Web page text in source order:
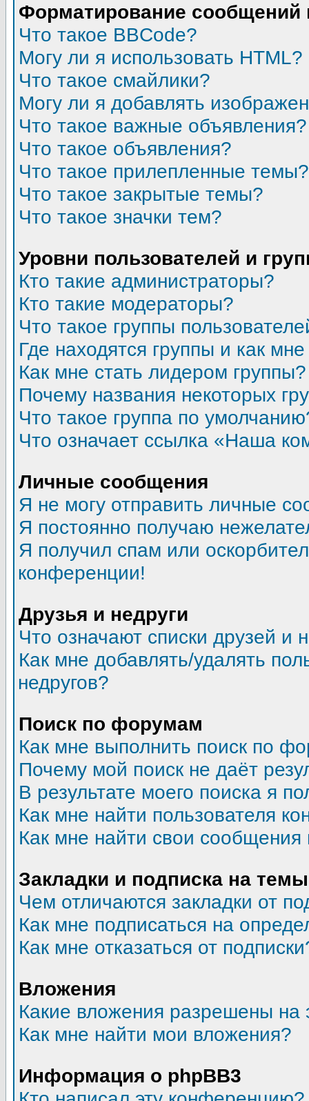
Форматирование
Что такое BBCode?
Могу ли я использовать HTML?
Что такое смайлики?
Могу ли я добавлять
Что такое важные объявления?
Что такое объявления?
Что такое прилепленные темы?
Что такое закрытые темы?
Что такое значки тем?
Уровни пользователей и
Кто такие администраторы?
Кто такие модераторы?
Что такое группы
Где находятся группы и как
Как мне стать лидером группы?
Почему названия некоторых
Что такое группа по
Что означает ссылка «Наша
Личные сообщения
Я не могу отправить личные
Я постоянно получаю
Я получил спам или
конференции!
Друзья и недруги
Что означают списки друзей и
Как мне добавлять/удалять
недругов?
Поиск по форумам
Как мне выполнить поиск по
Почему мой поиск не даёт
В результате моего поиска я
Как мне найти пользователя
Как мне найти свои
Закладки и подписка на темы
Чем отличаются закладки от
Как мне подписаться на
Как мне отказаться от
Вложения
Какие вложения разрешены на
Как мне найти мои вложения?
Информация о phpBB3